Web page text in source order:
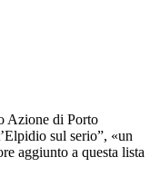
Azione di Porto
sul serio”, «un
aggiunto a questa lista